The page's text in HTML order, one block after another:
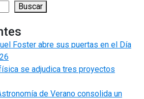
Buscar
Foster abre sus puertas en el Día
se adjudica tres proyectos
de Verano consolida un